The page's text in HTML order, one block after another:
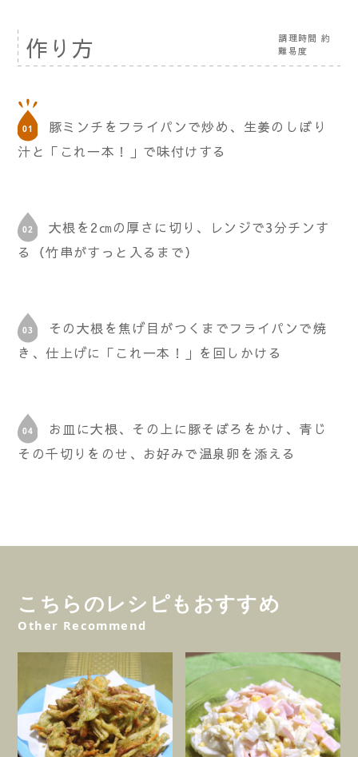
作り方
調理時間 約
難易度
豚ミンチをフライパンで炒め、生姜のしぼり
汁と「これ一本！」で味付けする
大根を2㎝の厚さに切り、レンジで3分チンす
る（竹串がすっと入るまで）
その大根を焦げ目がつくまでフライパンで焼
き、仕上げに「これ一本！」を回しかける
お皿に大根、その上に豚そぼろをかけ、青じ
その千切りをのせ、お好みで温泉卵を添える
こちらのレシピもおすすめ
Other Recommend